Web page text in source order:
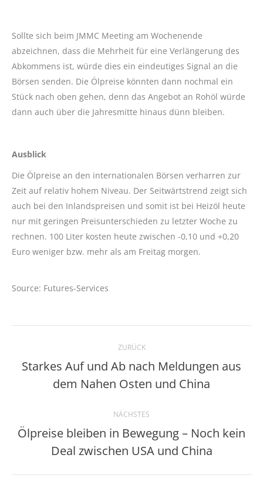
Sollte sich beim JMMC Meeting am Wochenende
abzeichnen, dass die Mehrheit für eine Verlängerung des
Abkommens ist, würde dies ein eindeutiges Signal an die
Börsen senden. Die Ölpreise könnten dann nochmal ein
Stück nach oben gehen, denn das Angebot an Rohöl würde
dann auch über die Jahresmitte hinaus dünn bleiben.
Ausblick
Die Ölpreise an den internationalen Börsen verharren zur
Zeit auf relativ hohem Niveau. Der Seitwärtstrend zeigt sich
auch bei den Inlandspreisen und somit ist bei Heizöl heute
nur mit geringen Preisunterschieden zu letzter Woche zu
rechnen. 100 Liter kosten heute zwischen -0,10 und +0,20
Euro weniger bzw. mehr als am Freitag morgen.
Source: Futures-Services
Kommentarnavigation
ZURÜCK
Vorheriger
Beitrag:
Starkes Auf und Ab nach Meldungen aus
dem Nahen Osten und China
NÄCHSTES
Nächster
Beitrag:
Ölpreise bleiben in Bewegung – Noch kein
Deal zwischen USA und China